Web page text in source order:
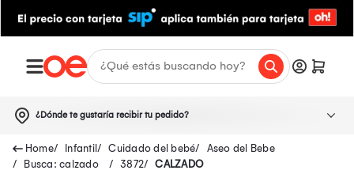
¿Dónde te gustaría recibir tu pedido?
Infantil Cuidado del bebé
Aseo del Bebe
Busca: calzado
3872 CALZADO